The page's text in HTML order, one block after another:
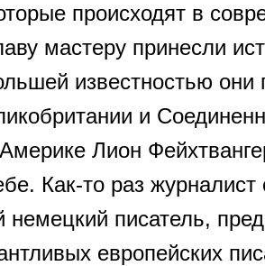
происходят в
мастеру принесли
известностью они
и
Лион
Как-то раз журналист
писатель,
европейских